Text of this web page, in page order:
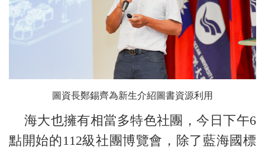
圖資長鄭錫齊為新生介紹圖書資源利用
海大也擁有相當多特色社團，今日下午6
點開始的112級社團博覽會，除了藍海國標